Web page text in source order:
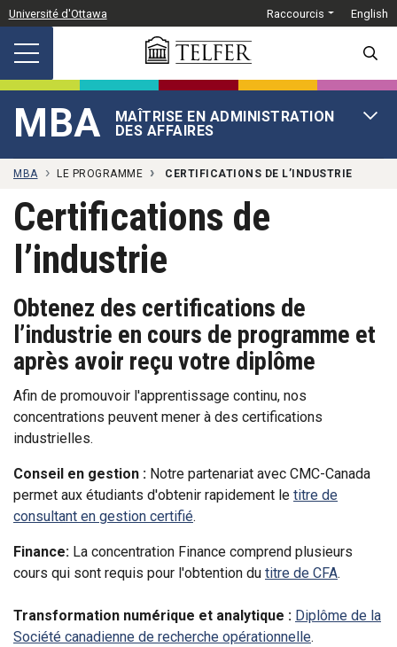
Passer au contenu principal
Université d'Ottawa Raccourcis English
MBA
MAÎTRISE EN ADMINISTRATION
DES AFFAIRES
MBA LE PROGRAMME CERTIFICATIONS DE L’INDUSTRIE
Certifications de
l’industrie
Obtenez des certifications de
l’industrie en cours de programme et
après avoir reçu votre diplôme
Afin de promouvoir l'apprentissage continu, nos
concentrations peuvent mener à des certifications
industrielles.
Conseil en gestion : Notre partenariat avec CMC-Canada
permet aux étudiants d'obtenir rapidement le titre de
consultant en gestion certifié.
Finance: La concentration Finance comprend plusieurs
cours qui sont requis pour l'obtention du titre de CFA.
Transformation numérique et analytique : Diplôme de la
Société canadienne de recherche opérationnelle.